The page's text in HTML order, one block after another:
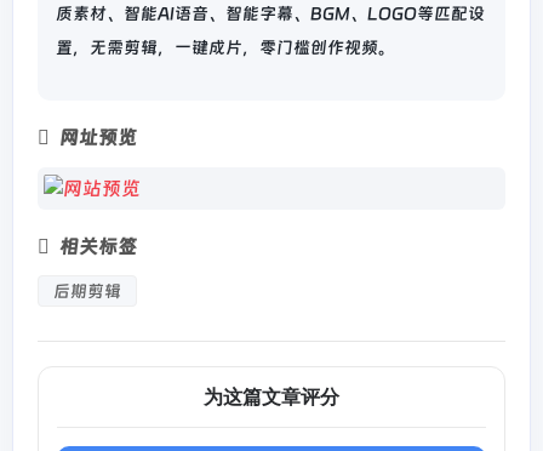
质素材、智能AI语音、智能字幕、BGM、LOGO等匹配设
置，无需剪辑，一键成片，零门槛创作视频。
网址预览
相关标签
后期剪辑
为这篇文章评分